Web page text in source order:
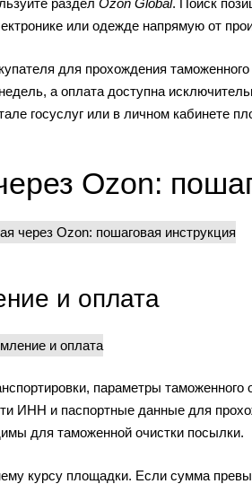
раздел Ozon Global. Поиск
или одежде напрямую от
для прохождения
а оплата доступна
госуслуг или в личном кабинете
Ozon:
и оплата
параметры
ИНН и паспортные данные для
для таможенной очистки посылки.
курсу площадки. Если сумма